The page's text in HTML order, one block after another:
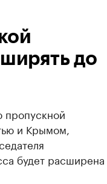
до
пропускной
и Крымом,
будет расширена